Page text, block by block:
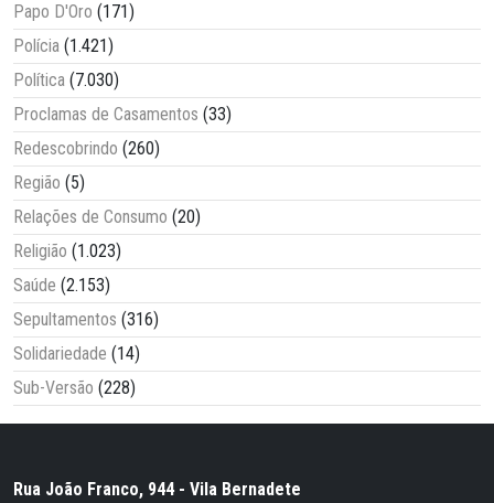
Papo D'Oro (171)
Polícia (1.421)
Política (7.030)
Proclamas de Casamentos (33)
Redescobrindo (260)
Região (5)
Relações de Consumo (20)
Religião (1.023)
Saúde (2.153)
Sepultamentos (316)
Solidariedade (14)
Sub-Versão (228)
Rua João Franco, 944 - Vila Bernadete